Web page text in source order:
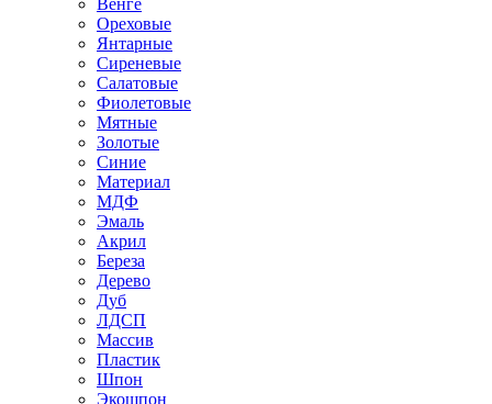
Венге
Ореховые
Янтарные
Сиреневые
Салатовые
Фиолетовые
Мятные
Золотые
Синие
Материал
МДФ
Эмаль
Акрил
Береза
Дерево
Дуб
ЛДСП
Массив
Пластик
Шпон
Экошпон